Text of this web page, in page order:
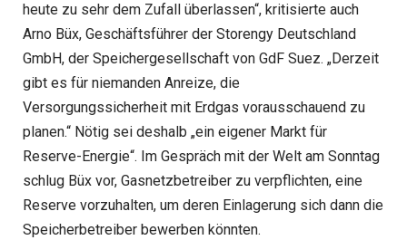
heute zu sehr dem Zufall überlassen“, kritisierte auch
Arno Büx, Geschäftsführer der Storengy Deutschland
GmbH, der Speichergesellschaft von GdF Suez. „Derzeit
gibt es für niemanden Anreize, die
Versorgungssicherheit mit Erdgas vorausschauend zu
planen.“ Nötig sei deshalb „ein eigener Markt für
Reserve-Energie“. Im Gespräch mit der Welt am Sonntag
schlug Büx vor, Gasnetzbetreiber zu verpflichten, eine
Reserve vorzuhalten, um deren Einlagerung sich dann die
Speicherbetreiber bewerben könnten.